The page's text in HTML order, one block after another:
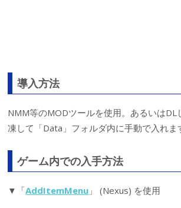
導入方法
NMM等のMODツールを使用。あるいはDL
凍して「Data」フォルダ内に手動で入れま
ゲーム内での入手方法
▼「AddItemMenu 」 (Nexus) を使用